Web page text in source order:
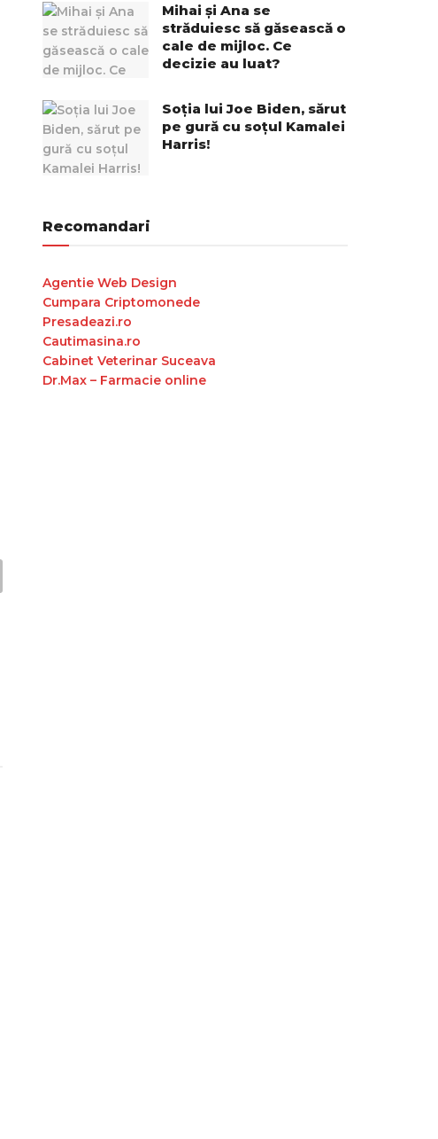
Mihai și Ana se
străduiesc să găsească o
cale de mijloc. Ce
decizie au luat?
Soția lui Joe Biden, sărut
pe gură cu soțul Kamalei
Harris!
Recomandari
Agentie Web Design
Cumpara Criptomonede
Presadeazi.ro
Cautimasina.ro
Cabinet Veterinar Suceava
Dr.Max – Farmacie online